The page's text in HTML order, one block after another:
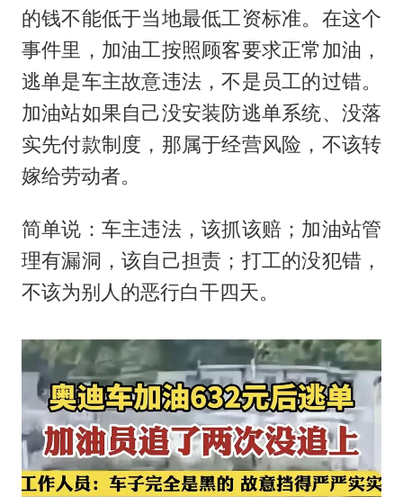
的钱不能低于当地最低工资标准。在这个
事件里，加油工按照顾客要求正常加油，
逃单是车主故意违法，不是员工的过错。
加油站如果自己没安装防逃单系统、没落
实先付款制度，那属于经营风险，不该转
嫁给劳动者。
简单说：车主违法，该抓该赔；加油站管
理有漏洞，该自己担责；打工的没犯错，
不该为别人的恶行白干四天。